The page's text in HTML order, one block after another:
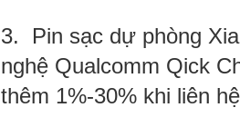
3. Pin sạc dự phòng
nghệ Qualcomm Qick
thêm 1%-30% khi liên